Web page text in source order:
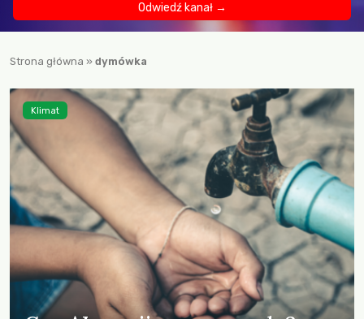
Odwiedź kanał →
Strona główna » dymówka
Klimat